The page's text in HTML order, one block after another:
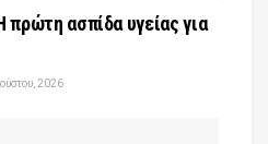
ασπίδα υγείας για
2026